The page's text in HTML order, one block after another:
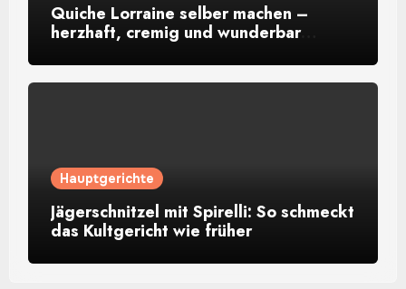
Quiche Lorraine selber machen –
herzhaft, cremig und wunderbar
Hauptgerichte
Jägerschnitzel mit Spirelli: So schmeckt
das Kultgericht wie früher